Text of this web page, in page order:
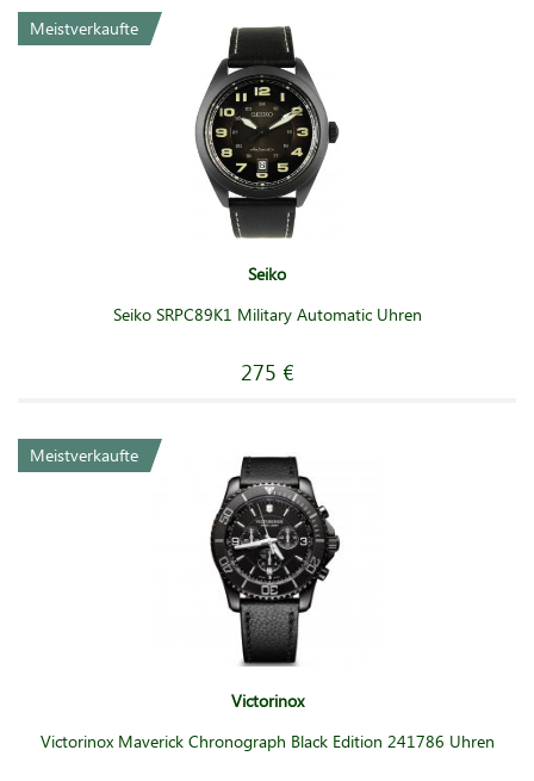
Meistverkaufte
Seiko
Seiko SRPC89K1 Military Automatic Uhren
275 €
Meistverkaufte
Victorinox
Victorinox Maverick Chronograph Black Edition 241786 Uhren